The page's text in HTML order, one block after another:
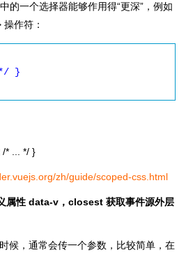
的一个选择器能够作用得“更深”，例如
作符：
}
/* ... */ }
zh/guide/scoped-css.html
属性 data-v，closest 获取事件源外层
候，通常会传一个参数，比较简单，在